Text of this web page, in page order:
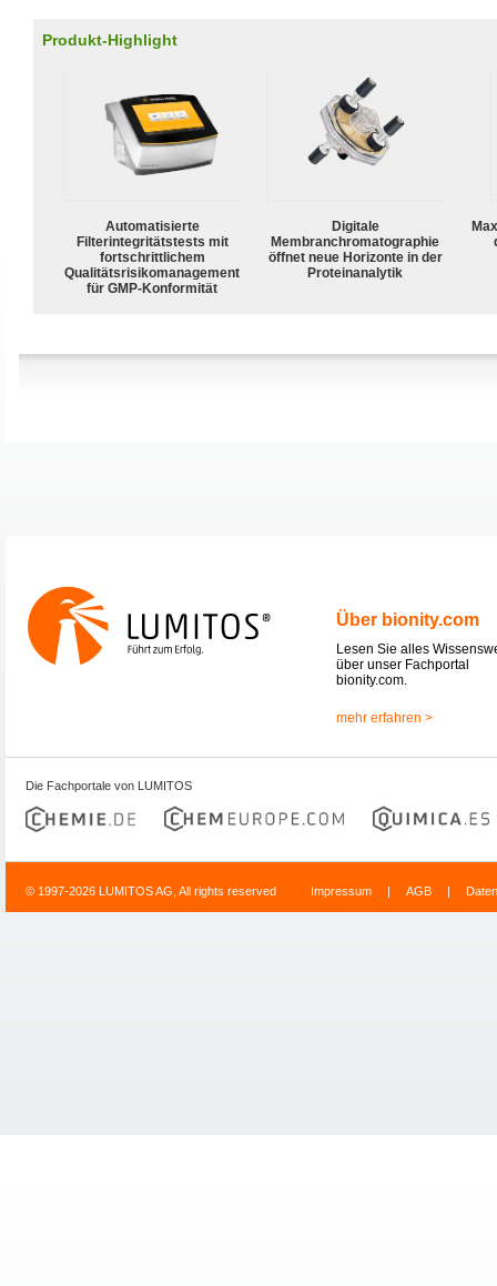
Produkt-Highlight
Automatisierte
Filterintegritätstests mit
fortschrittlichem
Qualitätsrisikomanagement
für GMP-Konformität
Digitale
Membranchromatographie
öffnet neue Horizonte in der
Proteinanalytik
Über bionity.com
Lesen Sie alles
über unser Fachportal
bionity.com.
mehr erfahren >
Die Fachportale von LUMITOS
© 1997-2026 LUMITOS AG, All rights reserved Impressum | AGB |